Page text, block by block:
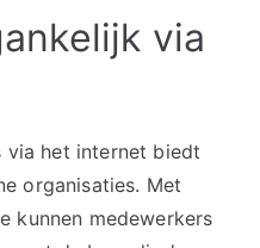
via
via het internet biedt
organisaties. Met
kunnen medewerkers